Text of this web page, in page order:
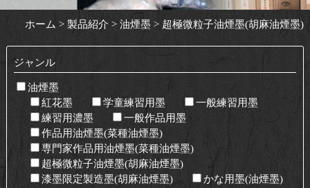
製造工程
工場見学について
Q&A
お問い合わせ
ホーム >製品紹介 >油煙墨 > 超極微粒子油煙墨(胡麻油煙墨)
ジャンル
油煙墨
紅花墨
学童練習用墨
一般練習用墨
練習用濃墨
一般作品用墨
作品用油煙墨(菜種油煙墨)
専門家作品用油煙墨(菜種油煙墨)
超極微粒子油煙墨(胡麻油煙墨)
漆墨限定製造墨(胡麻油煙墨)
かな用墨(油煙墨)